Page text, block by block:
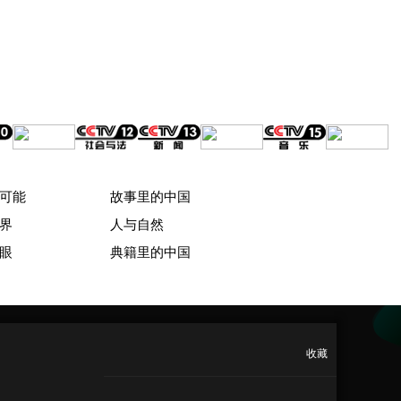
能
故事里的中国
人与自然
典籍里的中国
收藏